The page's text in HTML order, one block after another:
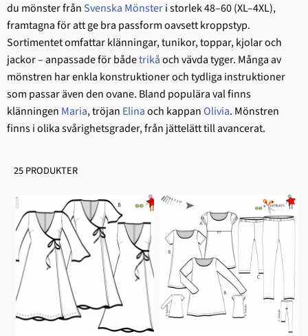
du mönster från Svenska Mönsteri storlek 48–60 (XL–4XL),
framtagna för att ge bra passform oavsett kroppstyp.
Sortimentet omfattar klänningar, tunikor, toppar, kjolar och
jackor – anpassade för bådetrikåoch vävda tyger. Många av
mönstren har enkla konstruktioner och tydliga instruktioner
som passar även den ovane. Bland populära val finns
klänningen Maria, tröjan Elinaoch kappanOlivia. Mönstren
finns i olika svårighetsgrader, från jättelätt till avancerat.
25 PRODUKTER